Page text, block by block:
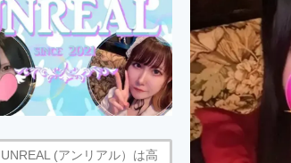
UNREAL (アンリアル）は高